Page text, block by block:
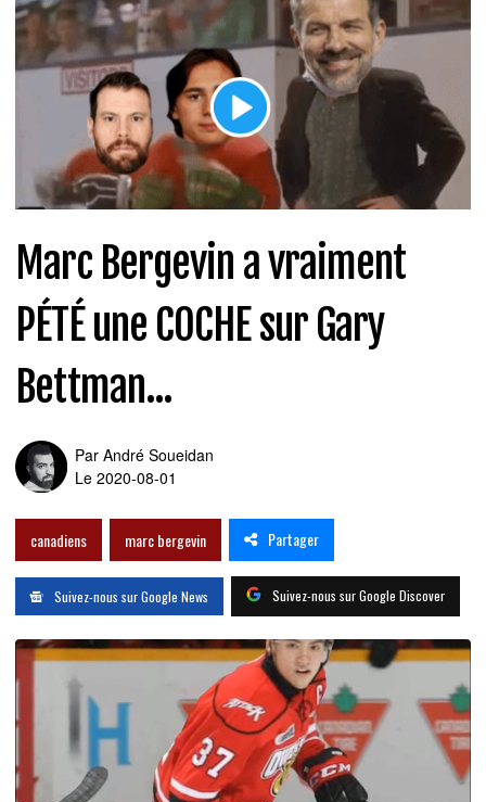
Marc Bergevin a vraiment
PÉTÉ une COCHE sur Gary
Bettman...
Par André Soueidan
Le 2020-08-01
canadiens marc bergevin Partager
Suivez-nous sur Google News Suivez-nous sur Google Discover